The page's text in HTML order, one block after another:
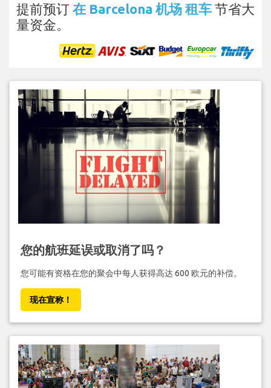
提前预订 在 Barcelona 机场 租车 节省大
量资金。
您的航班延误或取消了吗？
您可能有资格在您的聚会中每人获得高达 600 欧元的补偿。
现在宣称！